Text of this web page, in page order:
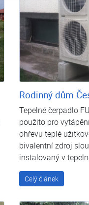
Rodinný dům
Tepelné čerpadlo
použito pro
ohřevu teplé
bivalentní zdroj
instalovaný v
Celý článek